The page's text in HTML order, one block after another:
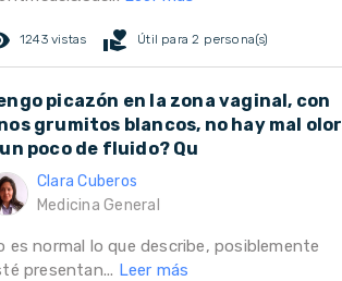
1243 vistas volunteer_activism Útil para 2 persona(s)
picazón en la zona vaginal, con
grumitos blancos, no hay mal olor
poco de fluido? Qu
Clara Cuberos
Medicina General
es normal lo que describe, posiblemente
presentan... Leer más